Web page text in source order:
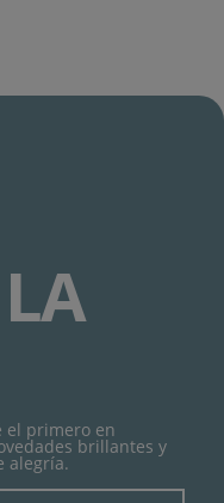
el primero en
brillantes y
alegría.